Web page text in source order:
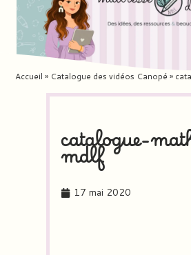
Accueil » Catalogue des vidéos Canopé »
catalogue-
mdlf
17 mai 2020